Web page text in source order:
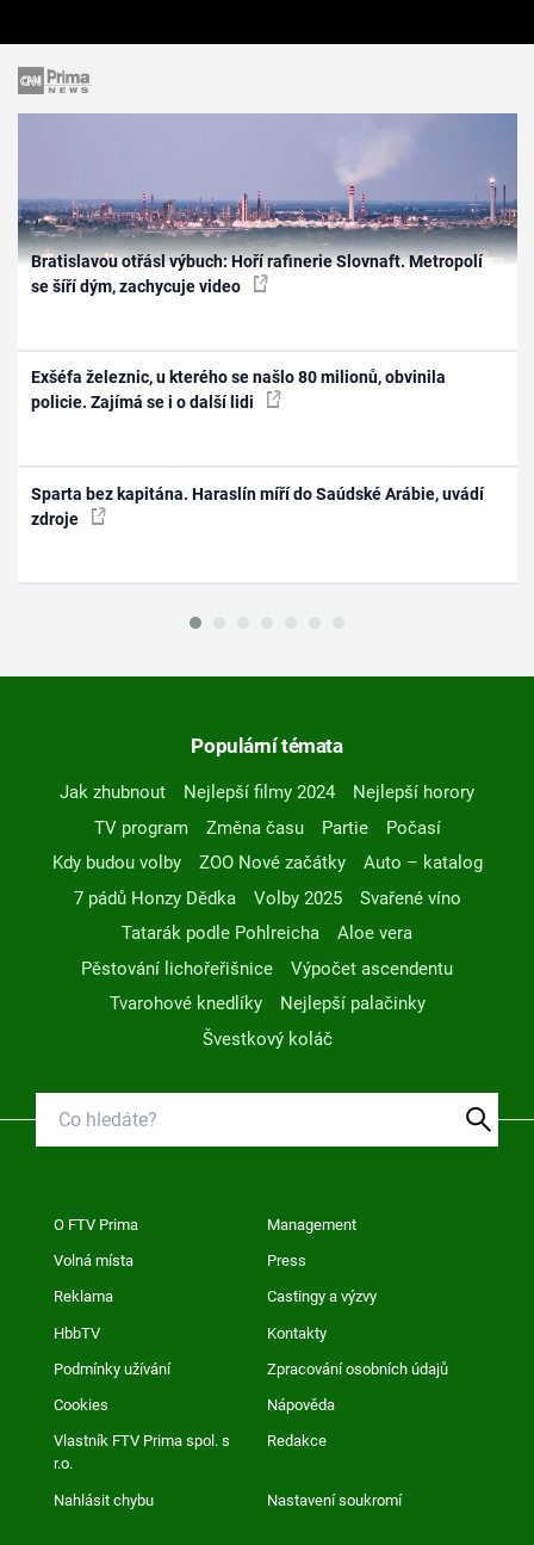
Bratislavou otřásl výbuch: Hoří rafinerie Slovnaft. Metropolí
se šíří dým, zachycuje video
Exšéfa železnic, u kterého se našlo 80 milionů, obvinila
policie. Zajímá se i o další lidi
Sparta bez kapitána. Haraslín míří do Saúdské Arábie, uvádí
zdroje
Populární témata
Jak zhubnout Nejlepší filmy 2024
Nejlepší horory
TV program
Změna času Partie
Počasí
Kdy budou volby
ZOO Nové začátky
Auto – katalog
7 pádů Honzy Dědka
Volby 2025
Svařené víno
Tatarák podle Pohlreicha
Aloe vera
Pěstování lichořeřišnice
Výpočet ascendentu
Tvarohové knedlíky
Nejlepší palačinky
Švestkový koláč
O FTV Prima Management
Volná místa Press
Reklama Castingy a výzvy
HbbTV Kontakty
Podmínky užívání Zpracování osobních údajů
Cookies Nápověda
Vlastník FTV Prima spol. s
r.o.
Redakce
Nahlásit chybu Nastavení soukromí